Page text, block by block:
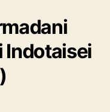
Indotaisei